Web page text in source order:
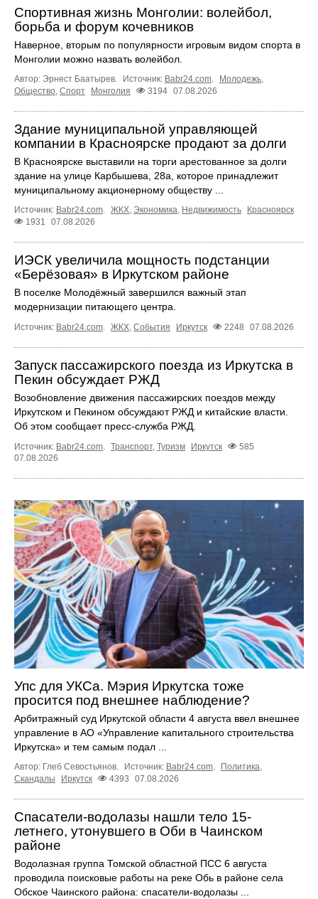
Спортивная жизнь Монголии: волейбол,
борьба и форум кочевников
Наверное, вторым по популярности игровым видом спорта в
Монголии можно назвать волейбол.
Автор: Эрнест Баатырев. Источник: Babr24.com. Молодежь,
Общество, Спорт Монголия 3194 07.08.2026
Здание муниципальной управляющей
компании в Красноярске продают за долги
В Красноярске выставили на торги арестованное за долги
здание на улице Карбышева, 28а, которое принадлежит
муниципальному акционерному обществу ...
Источник: Babr24.com. ЖКХ, Экономика, Недвижимость
Красноярск
1931
07.08.2026
ИЭСК увеличила мощность подстанции
«Берёзовая» в Иркутском районе
В поселке Молодёжный завершился важный этап
модернизации питающего центра.
Источник: Babr24.com. ЖКХ, События Иркутск 2248 07.08.2026
Запуск пассажирского поезда из Иркутска в
Пекин обсуждает РЖД
Возобновление движения пассажирских поездов между
Иркутском и Пекином обсуждают РЖД и китайские власти.
Об этом сообщает пресс‑служба РЖД.
Источник: Babr24.com. Транспорт, Туризм Иркутск
585
07.08.2026
Упс для УКСа. Мэрия Иркутска тоже
просится под внешнее наблюдение?
Арбитражный суд Иркутской области 4 августа ввел внешнее
управление в АО «Управление капитального строительства
Иркутска» и тем самым подал ...
Автор: Глеб Севостьянов. Источник: Babr24.com. Политика,
Скандалы
Иркутск 4393 07.08.2026
Спасатели-водолазы нашли тело 15-
летнего, утонувшего в Оби в Чаинском
районе
Водолазная группа Томской областной ПСС 6 августа
проводила поисковые работы на реке Обь в районе села
Обское Чаинского района: спасатели-водолазы ...